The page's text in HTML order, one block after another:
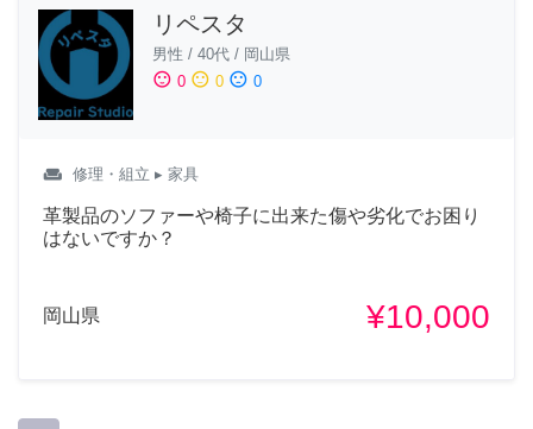
リペスタ
男性 / 40代 / 岡山県
sentiment_satisfied 0 sentiment_neutral 0 sentiment_dissatisfied 0
weekend 修理・組立 ▸ 家具
革製品のソファーや椅子に出来た傷や劣化でお困り
はないですか？
岡山県 ¥10,000